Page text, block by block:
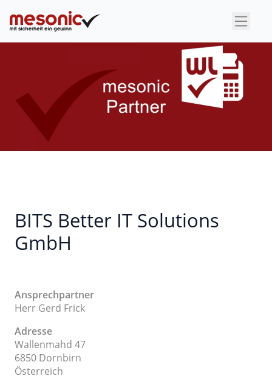
×
BITS Better IT Solutions
GmbH
Ansprechpartner
Herr Gerd Frick
Adresse
Wallenmahd 47
6850 Dornbirn
Österreich